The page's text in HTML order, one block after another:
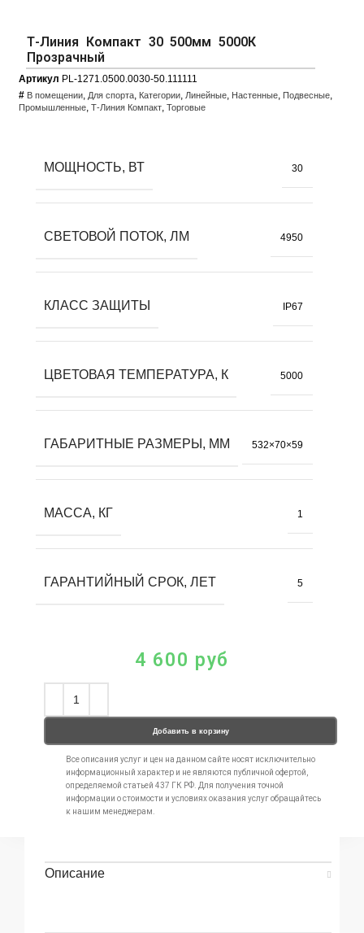
Т-Линия Компакт 30 500мм 5000К
Прозрачный
Артикул PL-1271.0500.0030-50.111111
# В помещении, Для спорта, Категории, Линейные, Настенные, Подвесные,
Промышленные, Т-Линия Компакт, Торговые
МОЩНОСТЬ, ВТ 30
СВЕТОВОЙ ПОТОК, ЛМ 4950
КЛАСС ЗАЩИТЫ IP67
ЦВЕТОВАЯ ТЕМПЕРАТУРА, К 5000
ГАБАРИТНЫЕ РАЗМЕРЫ, ММ 532×70×59
МАССА, КГ 1
ГАРАНТИЙНЫЙ СРОК, ЛЕТ 5
4 600 руб
Добавить в корзину
Все описания услуг и цен на данном сайте носят исключительно
информационный характер и не являются публичной офертой,
определяемой статьей 437 ГК РФ. Для получения точной
информации о стоимости и условиях оказания услуг обращайтесь
к нашим менеджерам.
Описание